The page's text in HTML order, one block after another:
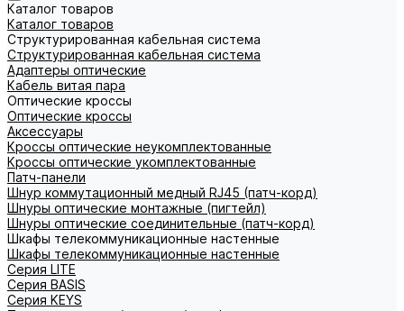
Каталог товаров
Каталог товаров
Структурированная кабельная система
Структурированная кабельная система
Адаптеры оптические
Кабель витая пара
Оптические кроссы
Оптические кроссы
Аксессуары
Кроссы оптические неукомплектованные
Кроссы оптические укомплектованные
Патч-панели
Шнур коммутационный медный RJ45 (патч-корд)
Шнуры оптические монтажные (пигтейл)
Шнуры оптические соединительные (патч-корд)
Шкафы телекоммуникационные настенные
Шкафы телекоммуникационные настенные
Cерия LITE
Cерия BASIS
Cерия KEYS